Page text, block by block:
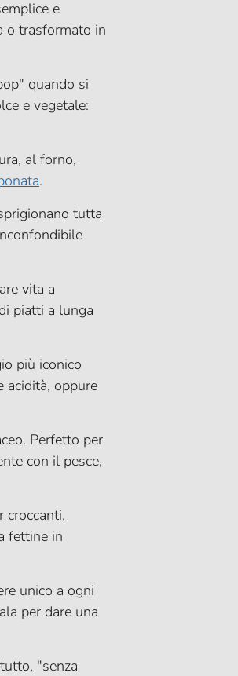
e
o trasformato in
quando si
e vegetale:
al forno,
.
tutta
vita a
piatti a lunga
più iconico
acidità, oppure
Perfetto per
con il pesce,
croccanti,
fettine in
unico a ogni
per dare una
"senza